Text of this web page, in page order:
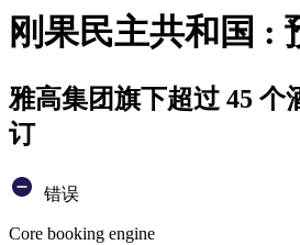
刚果民主共和国 :
雅高集团旗下超过 45 个
订
错误
Core booking engine